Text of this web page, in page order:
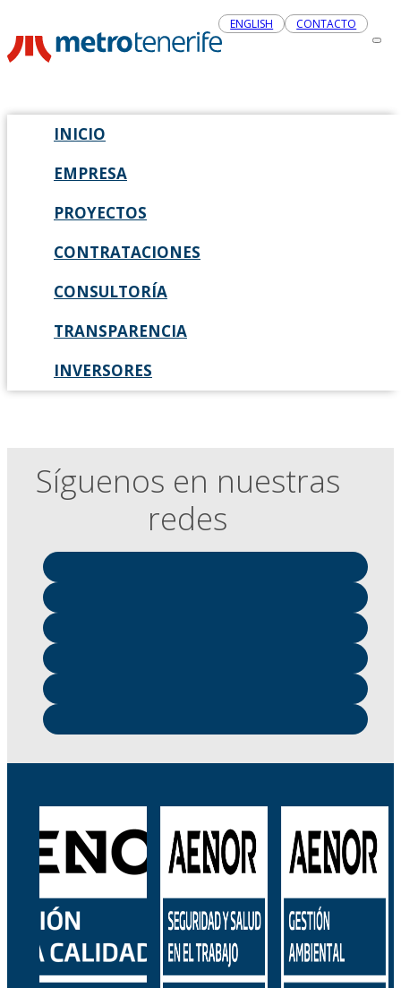
ENGLISH CONTACTO
INICIO
EMPRESA
PROYECTOS
CONTRATACIONES
CONSULTORÍA
TRANSPARENCIA
INVERSORES
Síguenos en nuestras
redes